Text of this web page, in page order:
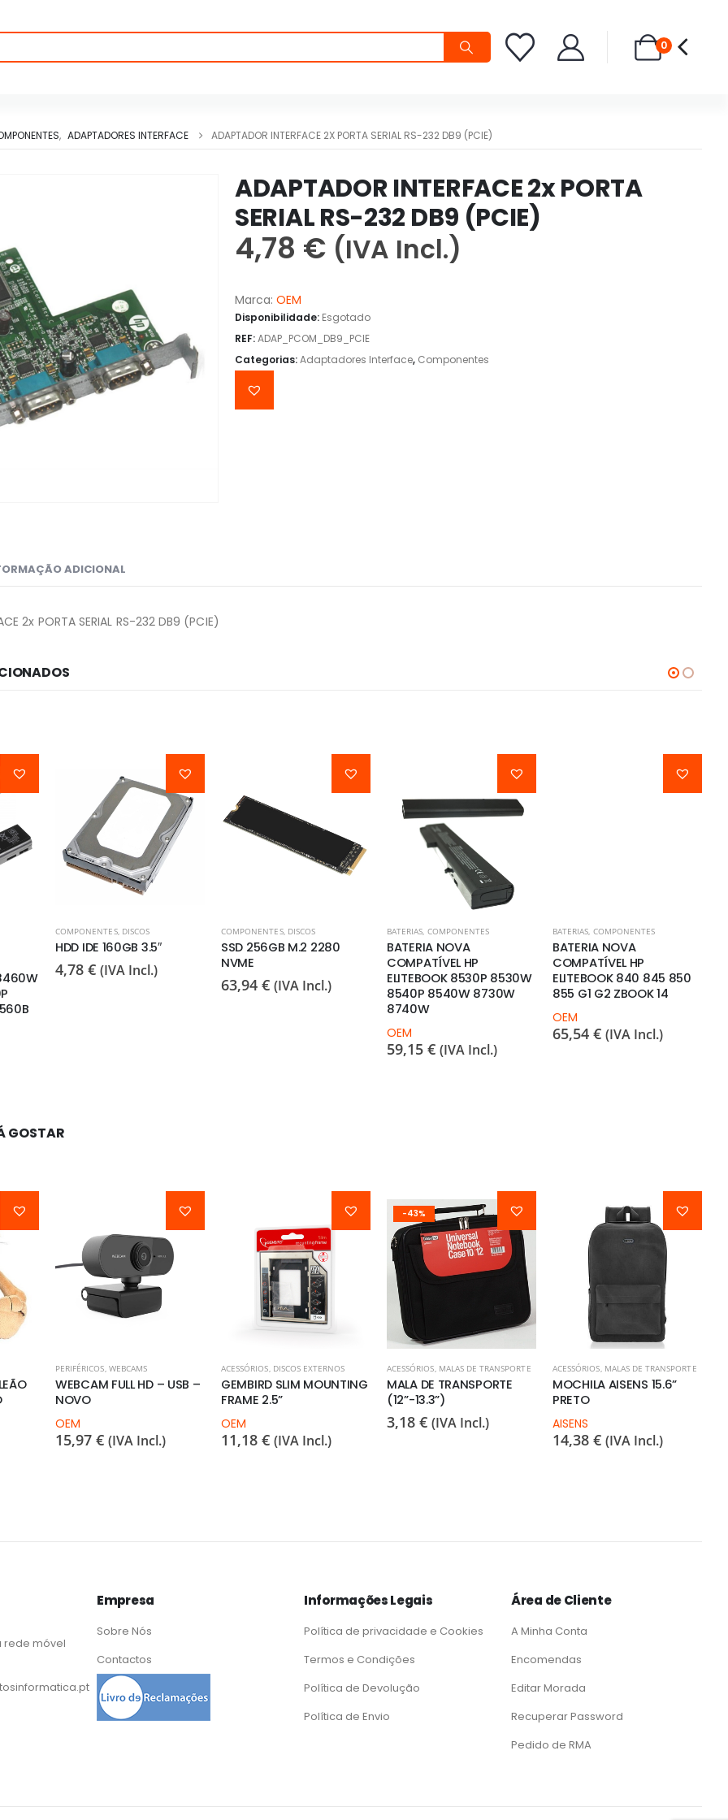
0
, ADAPTADORES INTERFACE ADAPTADOR INTERFACE 2X PORTA SERIAL RS-232 DB9 (PCIE)
ADAPTADOR INTERFACE 2x PORTA
SERIAL RS-232 DB9 (PCIE)
4,78 € (IVA Incl.)
Marca: OEM
Disponibilidade: Esgotado
REF:ADAP_PCOM_DB9_PCIE
Categorias:Adaptadores Interface, Componentes
ADICIONAL
2x PORTA SERIAL RS-232 DB9 (PCIE)
COMPONENTES, DISCOS
HDD IDE 160GB 3.5″
4,78 € (IVA Incl.)
COMPONENTES, DISCOS
SSD 256GB M.2 2280
NVME
63,94 € (IVA Incl.)
BATERIAS, COMPONENTES
BATERIA NOVA
COMPATÍVEL HP
ELITEBOOK 8530P 8530W
8540P 8540W 8730W
8740W
OEM
59,15 € (IVA Incl.)
BATERIAS, COMPONENTES
BATERIA NOVA
COMPATÍVEL HP
ELITEBOOK 840 845 850
855 G1 G2 ZBOOK 14
OEM
65,54 € (IVA Incl.)
GOSTAR
PERIFÉRICOS, WEBCAMS
WEBCAM FULL HD – USB –
NOVO
OEM
15,97 € (IVA Incl.)
ACESSÓRIOS, DISCOS EXTERNOS
GEMBIRD SLIM MOUNTING
FRAME 2.5”
OEM
11,18 € (IVA Incl.)
-43%
ACESSÓRIOS, MALAS DE TRANSPORTE
MALA DE TRANSPORTE
(12”-13.3”)
3,18 € (IVA Incl.)
ACESSÓRIOS, MALAS DE TRANSPORTE
MOCHILA AISENS 15.6”
PRETO
AISENS
14,38 € (IVA Incl.)
rede móvel
Empresa
Sobre Nós
Contactos
Informações Legais
Política de privacidade e Cookies
Termos e Condições
Política de Devolução
Política de Envio
Área de Cliente
A Minha Conta
Encomendas
Editar Morada
Recuperar Password
Pedido de RMA